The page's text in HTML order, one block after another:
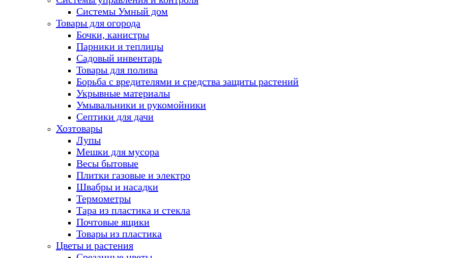
Системы Умный дом
Товары для огорода
Бочки, канистры
Парники и теплицы
Садовый инвентарь
Товары для полива
Борьба с вредителями и средства защиты растений
Укрывные материалы
Умывальники и рукомойники
Септики для дачи
Хозтовары
Лупы
Мешки для мусора
Весы бытовые
Плитки газовые и электро
Швабры и насадки
Термометры
Тара из пластика и стекла
Почтовые ящики
Товары из пластика
Цветы и растения